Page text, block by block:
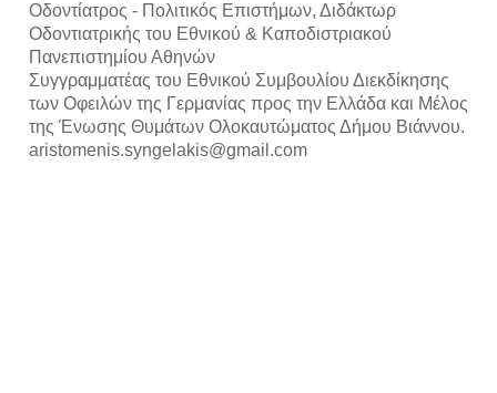
Οδοντίατρος - Πολιτικός Επιστήμων, Διδάκτωρ
Οδοντιατρικής του Εθνικού & Καποδιστριακού
Πανεπιστημίου Αθηνών
Συγγραμματέας του Εθνικού Συμβουλίου Διεκδίκησης
των Οφειλών της Γερμανίας προς την Ελλάδα και Μέλος
της Ένωσης Θυμάτων Ολοκαυτώματος Δήμου Βιάννου.
aristomenis.syngelakis@gmail.com